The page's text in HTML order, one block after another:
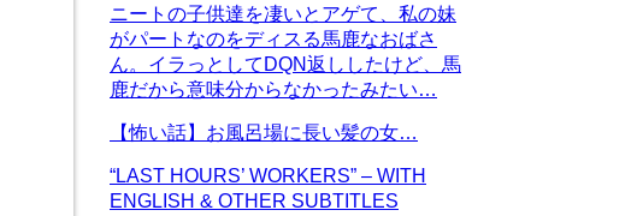
ニートの子供達を凄いとアゲて、私の妹
がパートなのをディスる馬鹿なおばさ
ん。イラっとしてDQN返ししたけど、馬
鹿だから意味分からなかったみたい…
【怖い話】お風呂場に長い髪の女…
“LAST HOURS’ WORKERS” – WITH
ENGLISH & OTHER SUBTITLES